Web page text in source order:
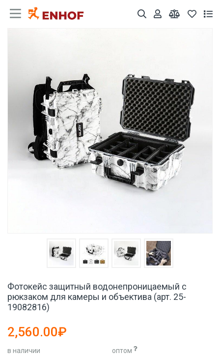
Фотокейс защитный водонепроницаемый с
рюкзаком для камеры и объектива (арт. 25-
19082816)
2,560.00₽
в наличии
оптом